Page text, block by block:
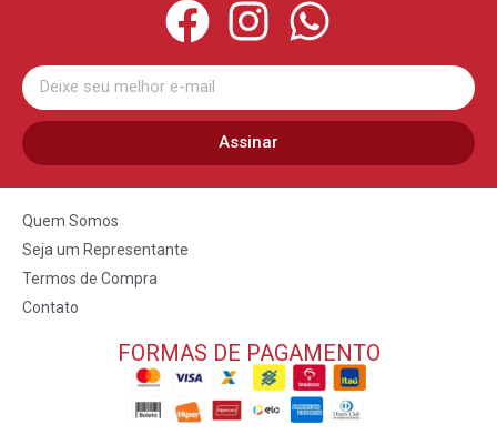
Assinar
Quem Somos
Seja um Representante
Termos de Compra
Contato
FORMAS DE PAGAMENTO